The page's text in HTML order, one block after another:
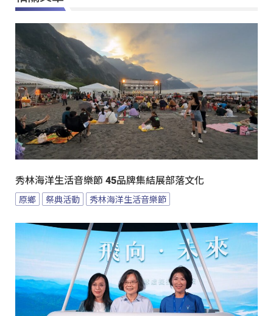
秀林海洋生活音樂節 45品牌集結展部落文化
原鄉 祭典活動 秀林海洋生活音樂節